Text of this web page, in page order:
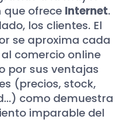
que ofrece Internet.
los clientes. El
se aproxima cada
comercio online
por sus ventajas
(precios, stock,
como demuestra
imparable del